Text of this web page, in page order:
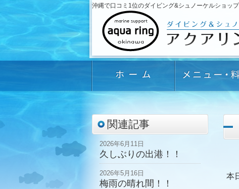
沖縄で口コミ1位のダイビング&シュノーケルショップ
関連記事
2026年6月11日
久しぶりの出港！！
2026年5月16日
梅雨の晴れ間！！
本